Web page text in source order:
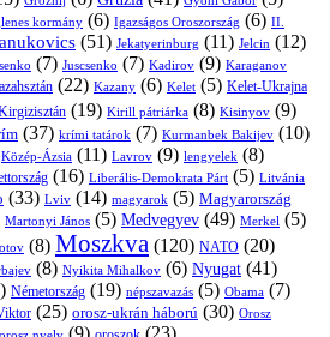
kormány (6) Igazságos Oroszország (6) II.
(51) Jekatyerinburg (11) Jelcin (12)
(7) Juscsenko (7) Kadirov (9) Karaganov
(22) Kazany (6) Kelet (5) Kelet-Ukrajna
(19) Kirill pátriárka (8) Kisinyov (9)
(37) krími tatárok (7) Kurmanbek Bakijev (10)
Közép-Ázsia (11) Lavrov (9) lengyelek (8)
(16) Liberális-Demokrata Párt (5) Litvánia
(33) Lviv (14) magyarok (5) Magyarország
Martonyi János (5) Medvegyev (49) Merkel (5)
(8) Moszkva (120) NATO (20)
(8) Nyikita Mihalkov (6) Nyugat (41)
Németország (19) népszavazás (5) Obama (7)
(25) orosz-ukrán háború (30) Orosz